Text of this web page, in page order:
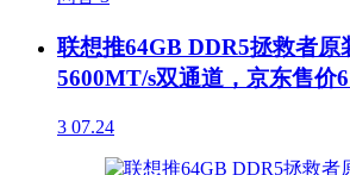
联想推64GB DDR5拯救者原
5600MT/s双通道，京东售价
3 07.24